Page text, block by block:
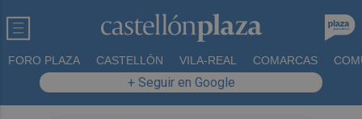
FORO PLAZA CASTELLÓN VILA-REAL COMARCAS
+ Seguir en Google